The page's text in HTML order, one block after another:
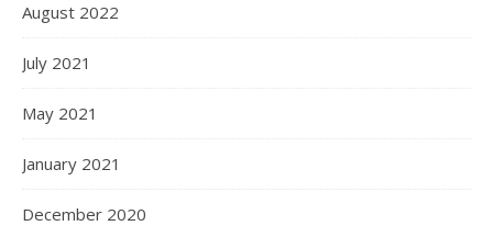
August 2022
July 2021
May 2021
January 2021
December 2020